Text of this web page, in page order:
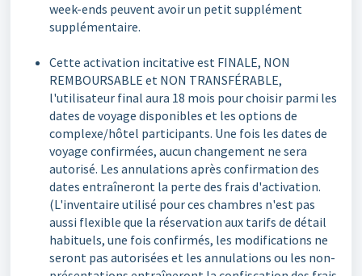
week-ends peuvent avoir un petit supplément
supplémentaire.
Cette activation incitative est FINALE, NON
REMBOURSABLE et NON TRANSFÉRABLE,
l'utilisateur final aura 18 mois pour choisir parmi les
dates de voyage disponibles et les options de
complexe/hôtel participants. Une fois les dates de
voyage confirmées, aucun changement ne sera
autorisé. Les annulations après confirmation des
dates entraîneront la perte des frais d'activation.
(L'inventaire utilisé pour ces chambres n'est pas
aussi flexible que la réservation aux tarifs de détail
habituels, une fois confirmés, les modifications ne
seront pas autorisées et les annulations ou les non-